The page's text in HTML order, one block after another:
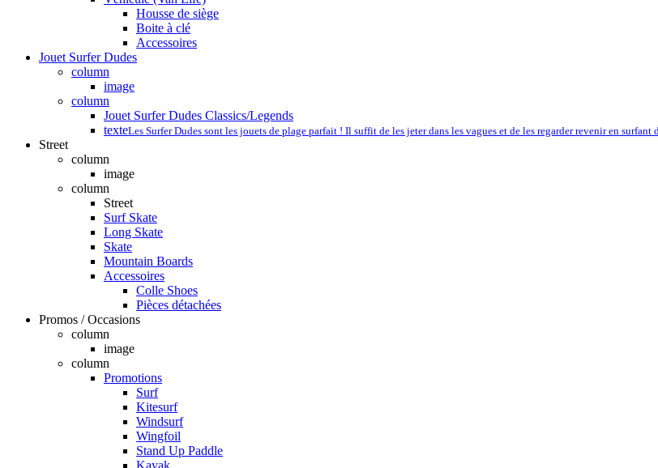
Housse de siège
Boite à clé
Accessoires
Jouet Surfer Dudes
column
image
column
Jouet Surfer Dudes Classics/Legends
texteLes Surfer Dudes sont les jouets de plage parfait ! Il suffit de les jeter dans les vagues et de les regarder revenir en surfant
Street
column
image
column
Street
Surf Skate
Long Skate
Skate
Mountain Boards
Accessoires
Colle Shoes
Pièces détachées
Promos / Occasions
column
image
column
Promotions
Surf
Kitesurf
Windsurf
Wingfoil
Stand Up Paddle
Kayak